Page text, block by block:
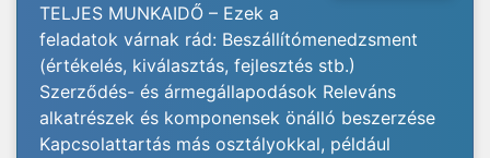
TELJES MUNKAIDŐ – Ezek a
feladatok várnak rád: Beszállítómenedzsment
(értékelés, kiválasztás, fejlesztés stb.)
Szerződés- és ármegállapodások Releváns
alkatrészek és komponensek önálló beszerzése
Kapcsolattartás más osztályokkal, például